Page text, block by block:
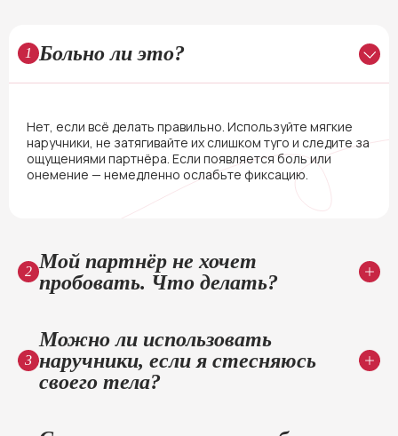
1 Больно ли это?
Нет, если всё делать правильно. Используйте мягкие
наручники, не затягивайте их слишком туго и следите за
ощущениями партнёра. Если появляется боль или
онемение — немедленно ослабьте фиксацию.
2 Мой партнёр не хочет
пробовать. Что делать?
3
Можно ли использовать
наручники, если я стесняюсь
своего тела?